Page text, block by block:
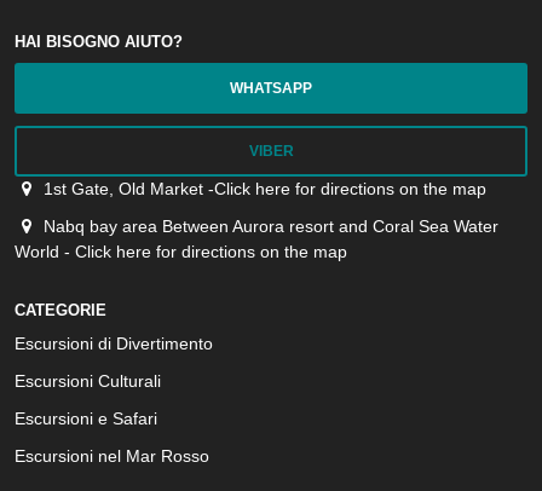
HAI BISOGNO AIUTO?
WHATSAPP
VIBER
1st Gate, Old Market -Click here for directions on the map
Nabq bay area Between Aurora resort and Coral Sea Water
World - Click here for directions on the map
CATEGORIE
Escursioni di Divertimento
Escursioni Culturali
Escursioni e Safari
Escursioni nel Mar Rosso